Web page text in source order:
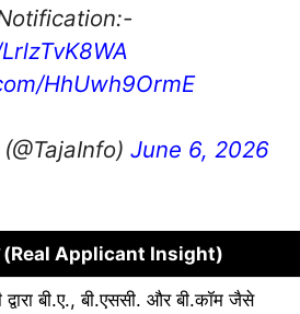
HhUwh9OrmE
June 6, 2026
(Real Applicant Insight)
द्वारा बी.ए., बी.एससी. और बी.कॉम जैसे